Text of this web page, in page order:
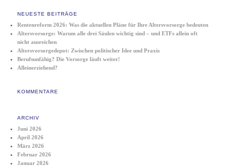
NEUESTE BEITRÄGE
Rentenreform 2026: Was die aktuellen Pläne für Ihre Altersvorsorge bedeuten
Altersvorsorge: Warum alle drei Säulen wichtig sind – und ETFs allein oft
nicht ausreichen
Altersvorsorgedepot: Zwischen politischer Idee und Praxis
Berufsunfähig? Die Vorsorge läuft weiter!
Alleinerziehend?
KOMMENTARE
ARCHIV
Juni 2026
April 2026
März 2026
Februar 2026
Januar 2026